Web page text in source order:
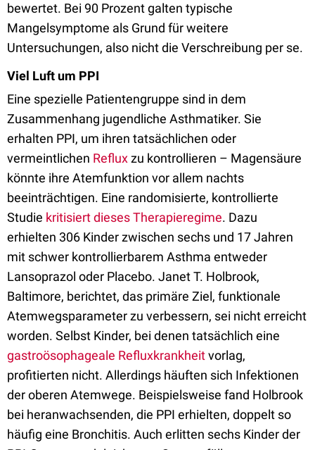
bewertet. Bei 90 Prozent galten typische
Mangelsymptome als Grund für weitere
Untersuchungen, also nicht die Verschreibung per se.
Viel Luft um PPI
Eine spezielle Patientengruppe sind in dem
Zusammenhang jugendliche Asthmatiker. Sie
erhalten PPI, um ihren tatsächlichen oder
vermeintlichen Refluxzu kontrollieren – Magensäure
könnte ihre Atemfunktion vor allem nachts
beeinträchtigen. Eine randomisierte, kontrollierte
Studie kritisiert dieses Therapieregime. Dazu
erhielten 306 Kinder zwischen sechs und 17 Jahren
mit schwer kontrollierbarem Asthma entweder
Lansoprazol oder Placebo. Janet T. Holbrook,
Baltimore, berichtet, das primäre Ziel, funktionale
Atemwegsparameter zu verbessern, sei nicht erreicht
worden. Selbst Kinder, bei denen tatsächlich eine
gastroösophageale Refluxkrankheitvorlag,
profitierten nicht. Allerdings häuften sich Infektionen
der oberen Atemwege. Beispielsweise fand Holbrook
bei heranwachsenden, die PPI erhielten, doppelt so
häufig eine Bronchitis. Auch erlitten sechs Kinder der